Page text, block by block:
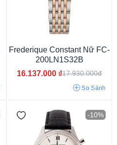
7.6mm 8.6mm
Frederique Constant Nữ FC-
200LN1S32B
16.137.000 ₫17.930.000đ
So Sánh
-10%